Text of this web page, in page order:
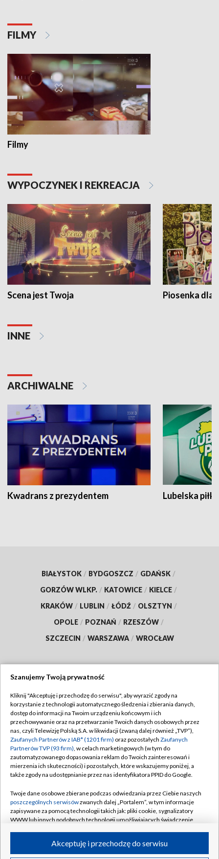
FILMY
Filmy
WYPOCZYNEK I REKREACJA
Scena jest Twoja Piosenka dla
INNE
ARCHIWALNE
Kwadrans z prezydentem Lubelska piłka
BIAŁYSTOK / BYDGOSZCZ / GDAŃSK /
GORZÓW WLKP. / KATOWICE / KIELCE /
KRAKÓW / LUBLIN / ŁÓDŹ / OLSZTYN /
OPOLE / POZNAŃ / RZESZÓW /
SZCZECIN / WARSZAWA / WROCŁAW
TVP
Abonament TVP
Emisja w TVP
Centrum informacji TVP
Naziemna Telewizja Cyfrowa
Rada Programowa
System NOS
Informacje o nadawcy
Program dla prasy
Regulamin TVP
Polityka prywatności
Moje zgody
Pomoc
Kontakt
Kanały
Szanujemy Twoją prywatność
Kliknij "Akceptuję i przechodzę do serwisu", aby wyrazić zgody na
korzystanie z technologii automatycznego śledzenia i zbierania danych,
dostęp do informacji na Twoim urządzeniu końcowym i ich
przechowywanie oraz na przetwarzanie Twoich danych osobowych przez
nas, czyli Telewizję Polską S.A. w likwidacji (zwaną dalej również „TVP”),
Zaufanych Partnerów z IAB* (1201 firm) oraz pozostałych Zaufanych
Partnerów TVP (93 firm), w celach marketingowych (w tym do
zautomatyzowanego dopasowania reklam do Twoich zainteresowań i
mierzenia ich skuteczności) i pozostałych, które wskazujemy poniżej, a
także zgody na udostępnianie przez nas identyfikatora PPID do Google.
Twoje dane osobowe zbierane podczas odwiedzania przez Ciebie naszych
poszczególnych serwisówzwanych dalej „Portalem”, w tym informacje
zapisywane za pomocą technologii takich jak: pliki cookie, sygnalizatory
WWW lub innych podobnych technologii umożliwiających świadczenie
ruchu w Internecie.Akceptuję i przechodzę do serwisu